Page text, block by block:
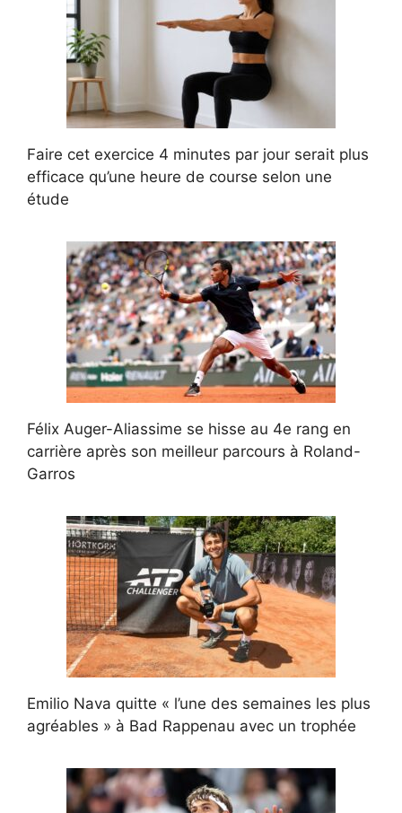
Faire cet exercice 4 minutes par jour serait plus
efficace qu’une heure de course selon une
étude
Félix Auger-Aliassime se hisse au 4e rang en
carrière après son meilleur parcours à Roland-
Garros
Emilio Nava quitte « l’une des semaines les plus
agréables » à Bad Rappenau avec un trophée